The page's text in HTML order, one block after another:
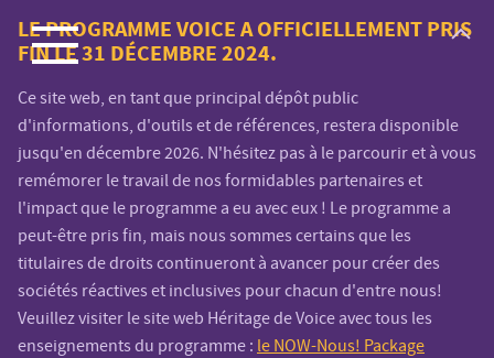
Voice.Global
website
LE PROGRAMME VOICE A OFFICIELLEMENT PRIS
FIN LE 31 DÉCEMBRE 2024.
Ce site web, en tant que principal dépôt public
d'informations, d'outils et de références, restera disponible
jusqu'en décembre 2026. N'hésitez pas à le parcourir et à vous
remémorer le travail de nos formidables partenaires et
l'impact que le programme a eu avec eux ! Le programme a
peut-être pris fin, mais nous sommes certains que les
titulaires de droits continueront à avancer pour créer des
sociétés réactives et inclusives pour chacun d'entre nous!
Veuillez visiter le site web Héritage de Voice avec tous les
enseignements du programme : le NOW-Nous! Package